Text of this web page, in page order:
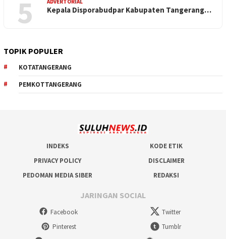
5 Kepala Disporabudpar Kabupaten Tangerang…
TOPIK POPULER
KOTATANGERANG
PEMKOTTANGERANG
INDEKS
KODE ETIK
PRIVACY POLICY
DISCLAIMER
PEDOMAN MEDIA SIBER
REDAKSI
JARINGAN SOCIAL
Facebook
Twitter
Pinterest
Tumblr